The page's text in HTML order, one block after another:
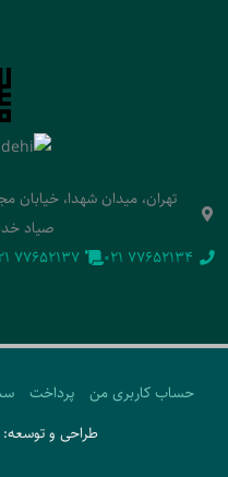
تهران، میدان شهدا، خیابان
صیاد
‭021 77652134‬
77652137‬
حساب کاربری من پرداخت
طراحی و توسعه: